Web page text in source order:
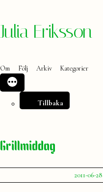
Hoppa
Julia Eriksson
Om Följ Arkiv Kategorier
Tillbaka
Grillmiddag
Publicerat
av
Julia
2011-06-28